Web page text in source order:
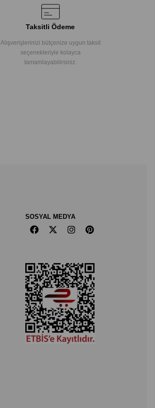
Taksitli Ödeme
Alışverişlerinizi bütçenize uygun taksit
seçenekleriyle kolayca
tamamlayabilirsiniz.
SOSYAL MEDYA